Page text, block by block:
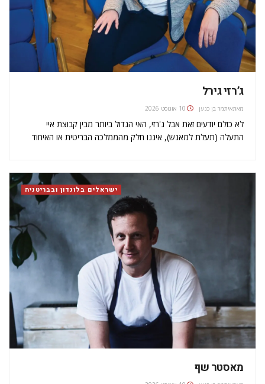
ג’רזי גירל
מאתאיתמר בן כנען 10 אוגוסט 2026
לא כולם יודעים זאת אבל ג'רזי, האי הגדול ביותר מבין קבוצת איי
התעלה (תעלת למאנש), איננו חלק מהממלכה הבריטית או האיחוד
ישראלים בלונדון ובבריטניה
מאסטר שף